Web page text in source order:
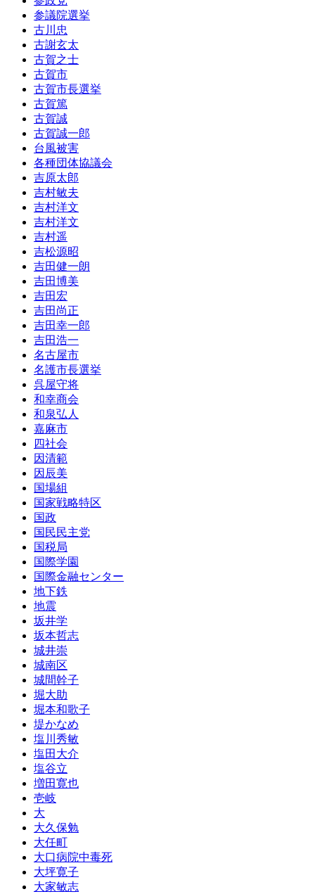
参議院選挙
古川忠
古謝玄太
古賀之士
古賀市
古賀市長選挙
古賀篤
古賀誠
古賀誠一郎
台風被害
各種団体協議会
吉原太郎
吉村敏夫
吉村洋文
吉村洋文
吉村遥
吉松源昭
吉田健一朗
吉田博美
吉田宏
吉田尚正
吉田幸一郎
吉田浩一
名古屋市
名護市長選挙
呉屋守将
和幸商会
和泉弘人
嘉麻市
四社会
因清範
因辰美
国場組
国家戦略特区
国政
国民民主党
国税局
国際学園
国際金融センター
地下鉄
地震
坂井学
坂本哲志
城井崇
城南区
城間幹子
堀大助
堀本和歌子
堤かなめ
塩川秀敏
塩田大介
塩谷立
増田寛也
壱岐
大
大久保勉
大任町
大口病院中毒死
大坪寛子
大家敏志